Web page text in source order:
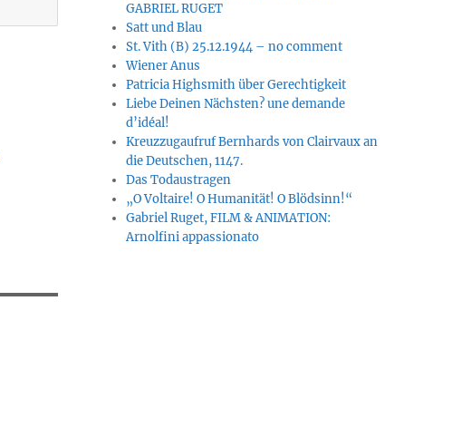
GABRIEL RUGET
Satt und Blau
St. Vith (B) 25.12.1944 – no comment
Wiener Anus
Patricia Highsmith über Gerechtigkeit
Liebe Deinen Nächsten? une demande
d’idéal!
Kreuzzugaufruf Bernhards von Clairvaux an
die Deutschen, 1147.
Das Todaustragen
„O Voltaire! O Humanität! O Blödsinn!“
Gabriel Ruget, FILM & ANIMATION:
Arnolfini appassionato